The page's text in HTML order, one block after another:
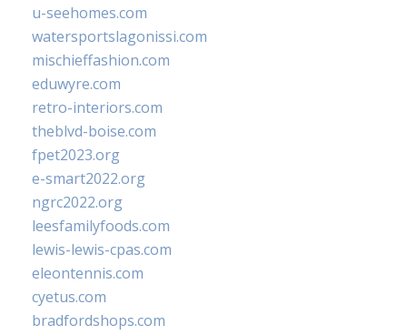
u-seehomes.com
watersportslagonissi.com
mischieffashion.com
eduwyre.com
retro-interiors.com
theblvd-boise.com
fpet2023.org
e-smart2022.org
ngrc2022.org
leesfamilyfoods.com
lewis-lewis-cpas.com
eleontennis.com
cyetus.com
bradfordshops.com